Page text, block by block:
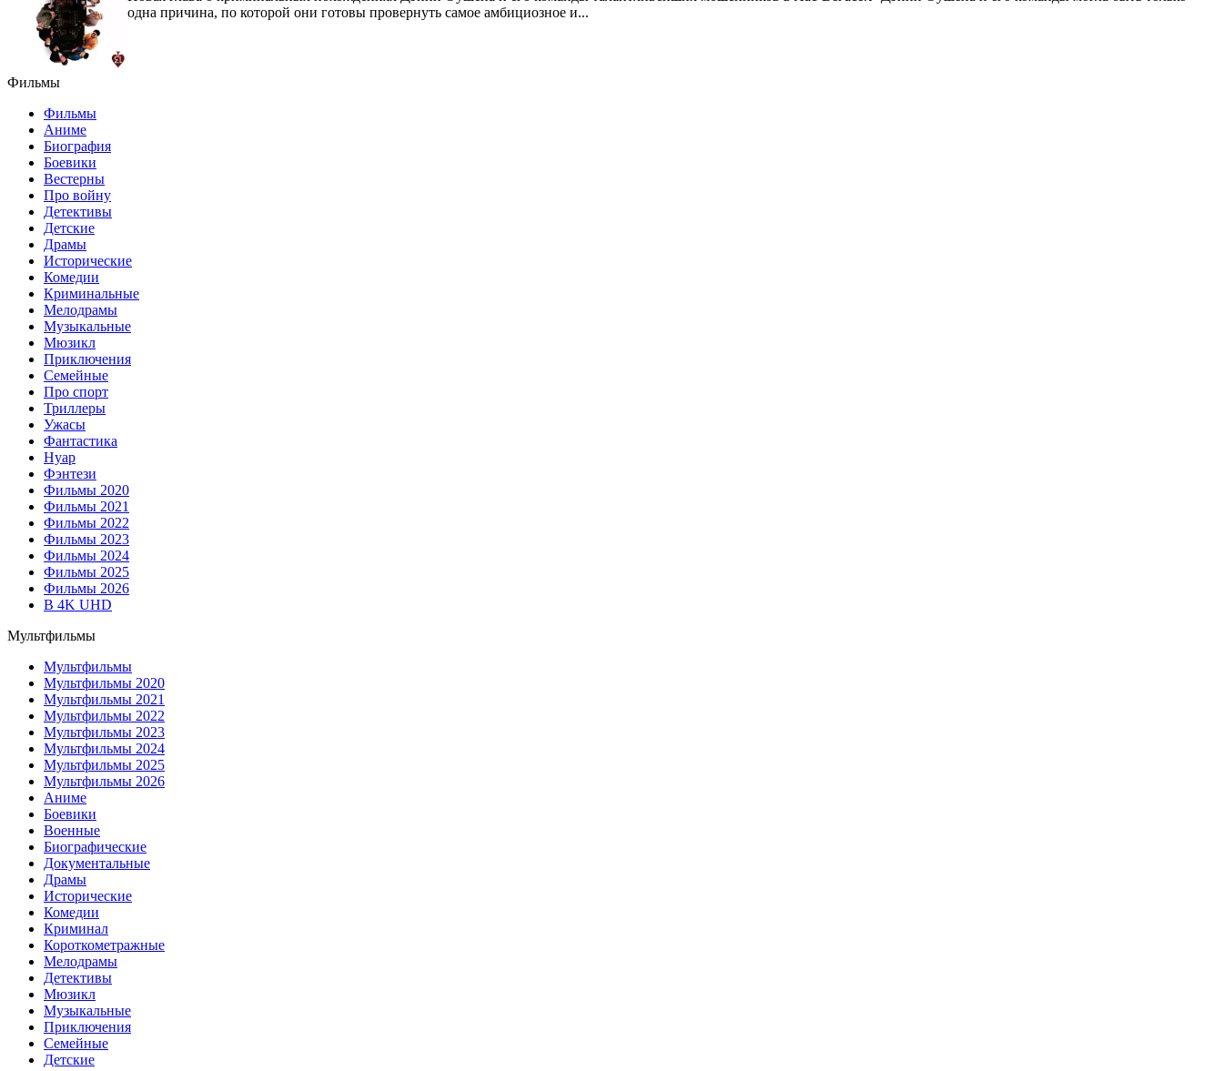
одна причина, по которой они готовы провернуть самое амбициозное и...
Фильмы
Фильмы
Аниме
Биография
Боевики
Вестерны
Про войну
Детективы
Детские
Драмы
Исторические
Комедии
Криминальные
Мелодрамы
Музыкальные
Мюзикл
Приключения
Семейные
Про спорт
Триллеры
Ужасы
Фантастика
Нуар
Фэнтези
Фильмы 2020
Фильмы 2021
Фильмы 2022
Фильмы 2023
Фильмы 2024
Фильмы 2025
Фильмы 2026
В 4K UHD
Мультфильмы
Мультфильмы
Мультфильмы 2020
Мультфильмы 2021
Мультфильмы 2022
Мультфильмы 2023
Мультфильмы 2024
Мультфильмы 2025
Мультфильмы 2026
Аниме
Боевики
Военные
Биографические
Документальные
Драмы
Исторические
Комедии
Криминал
Короткометражные
Мелодрамы
Детективы
Мюзикл
Музыкальные
Приключения
Семейные
Детские